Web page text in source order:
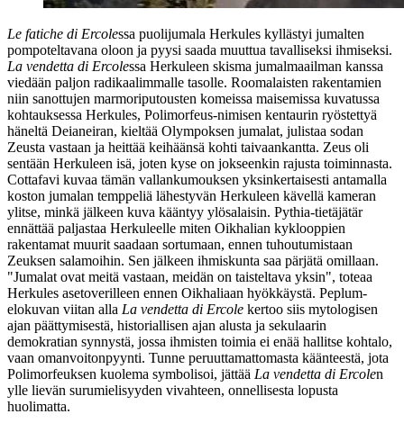
Le fatiche di Ercolessa puolijumala Herkules kyllästyi jumalten
pompoteltavana oloon ja pyysi saada muuttua tavalliseksi ihmiseksi.
La vendetta di Ercolessa Herkuleen skisma jumalmaailman kanssa
viedään paljon radikaalimmalle tasolle. Roomalaisten rakentamien
niin sanottujen marmoriputousten komeissa maisemissa kuvatussa
kohtauksessa Herkules, Polimorfeus-nimisen kentaurin ryöstettyä
häneltä Deianeiran, kieltää Olympoksen jumalat, julistaa sodan
Zeusta vastaan ja heittää keihäänsä kohti taivaankantta. Zeus oli
sentään Herkuleen isä, joten kyse on jokseenkin rajusta toiminnasta.
Cottafavi kuvaa tämän vallankumouksen yksinkertaisesti antamalla
koston jumalan temppeliä lähestyvän Herkuleen kävellä kameran
ylitse, minkä jälkeen kuva kääntyy ylösalaisin. Pythia-tietäjätär
ennättää paljastaa Herkuleelle miten Oikhalian kyklooppien
rakentamat muurit saadaan sortumaan, ennen tuhoutumistaan
Zeuksen salamoihin. Sen jälkeen ihmiskunta saa pärjätä omillaan.
"Jumalat ovat meitä vastaan, meidän on taisteltava yksin", toteaa
Herkules asetoverilleen ennen Oikhaliaan hyökkäystä. Peplum-
elokuvan viitan alla La vendetta di Ercole kertoo siis mytologisen
ajan päättymisestä, historiallisen ajan alusta ja sekulaarin
demokratian synnystä, jossa ihmisten toimia ei enää hallitse kohtalo,
vaan omanvoitonpyynti. Tunne peruuttamattomasta käänteestä, jota
Polimorfeuksen kuolema symbolisoi, jättää La vendetta di Ercolen
ylle lievän surumielisyyden vivahteen, onnellisesta lopusta
huolimatta.